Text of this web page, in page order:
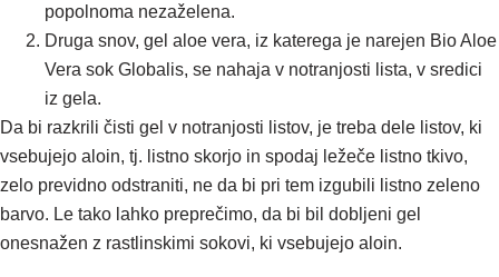
popolnoma nezaželena.
Druga snov, gel aloe vera, iz katerega je narejen Bio Aloe
Vera sok Globalis, se nahaja v notranjosti lista, v sredici
iz gela.
Da bi razkrili čisti gel v notranjosti listov, je treba dele listov, ki
vsebujejo aloin, tj. listno skorjo in spodaj ležeče listno tkivo,
zelo previdno odstraniti, ne da bi pri tem izgubili listno zeleno
barvo. Le tako lahko preprečimo, da bi bil dobljeni gel
onesnažen z rastlinskimi sokovi, ki vsebujejo aloin.